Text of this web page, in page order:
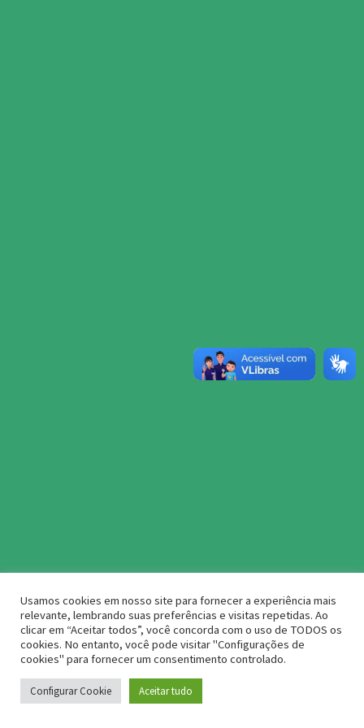
Usamos cookies em nosso site para fornecer a experiência mais
relevante, lembrando suas preferências e visitas repetidas. Ao
clicar em “Aceitar todos”, você concorda com o uso de TODOS os
cookies. No entanto, você pode visitar "Configurações de
cookies" para fornecer um consentimento controlado.
Configurar Cookie Aceitar tudo